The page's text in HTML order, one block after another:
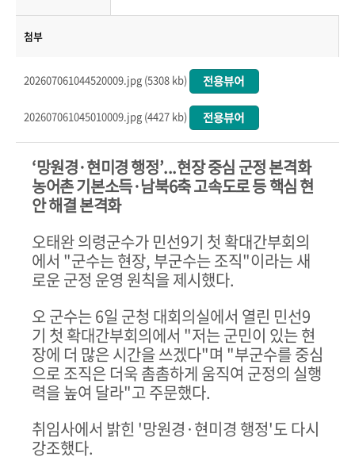
첨부
202607061044520009.jpg (5308 kb)
202607061045010009.jpg (4427 kb)
‘망원경·현미경 행정’...현장 중심 군정 본격화
농어촌 기본소득·남북6축 고속도로 등 핵심 현
안 해결 본격화
오태완 의령군수가 민선9기 첫 확대간부회의
에서 "군수는 현장, 부군수는 조직"이라는 새
로운 군정 운영 원칙을 제시했다.
오 군수는6일 군청 대회의실에서 열린 민선9
기 첫 확대간부회의에서 "저는 군민이 있는 현
장에 더 많은 시간을 쓰겠다"며 "부군수를 중심
으로 조직은 더욱 촘촘하게 움직여 군정의 실행
력을 높여 달라"고 주문했다.
취임사에서 밝힌 '망원경 ·현미경 행정'도 다시
강조했다.